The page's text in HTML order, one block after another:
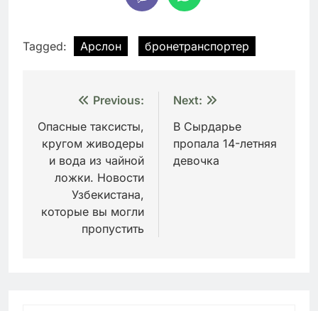
Tagged: Арслон бронетранспортер
Навигация
по
записям
Previous:
Опасные таксисты,
кругом живодеры
и вода из чайной
ложки. Новости
Узбекистана,
которые вы могли
пропустить
Next:
В Сырдарье
пропала 14-летняя
девочка